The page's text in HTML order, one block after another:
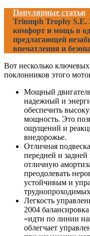
Популярные статьи
Triumph Trophy S.E.
комфорт и мощь в
предлагающей
впечатления и
Вот несколько
поклонников этого
Мощный
надежный и
обеспечить
мощность. Это
ощущений и
внедорожье.
Отличная
передней и
отличную
преодолевать
устойчивым и
Легкость
2004
«идти по линии
облегчает